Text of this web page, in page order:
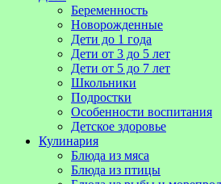
Беременность
Новорожденные
Дети до 1 года
Дети от 3 до 5 лет
Дети от 5 до 7 лет
Школьники
Подростки
Особенности воспитания
Детское здоровье
Кулинария
Блюда из мяса
Блюда из птицы